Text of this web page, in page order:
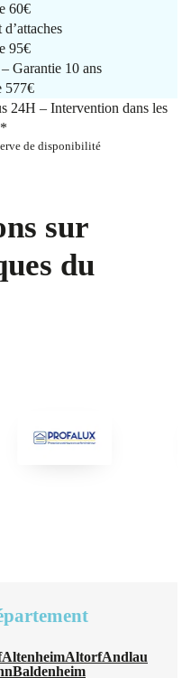
60€
95€
Garantie 10 ans
577€
24H – Intervention dans les
de disponibilité
sur
du
AltenheimAltorfAndlau
Baldenheim